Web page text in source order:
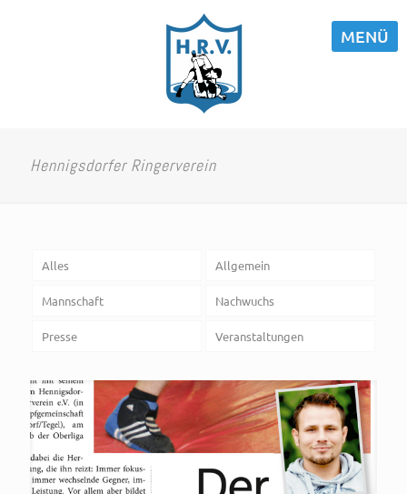
MENÜ
Hennigsdorfer Ringerverein
Alles Allgemein
Mannschaft Nachwuchs
Presse Veranstaltungen